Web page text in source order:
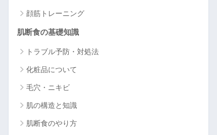
顔筋トレーニング
肌断食の基礎知識
トラブル予防・対処法
化粧品について
毛穴・ニキビ
肌の構造と知識
肌断食のやり方